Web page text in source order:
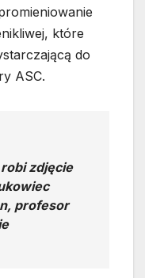
które
do
ASC.
zdjęcie
profesor